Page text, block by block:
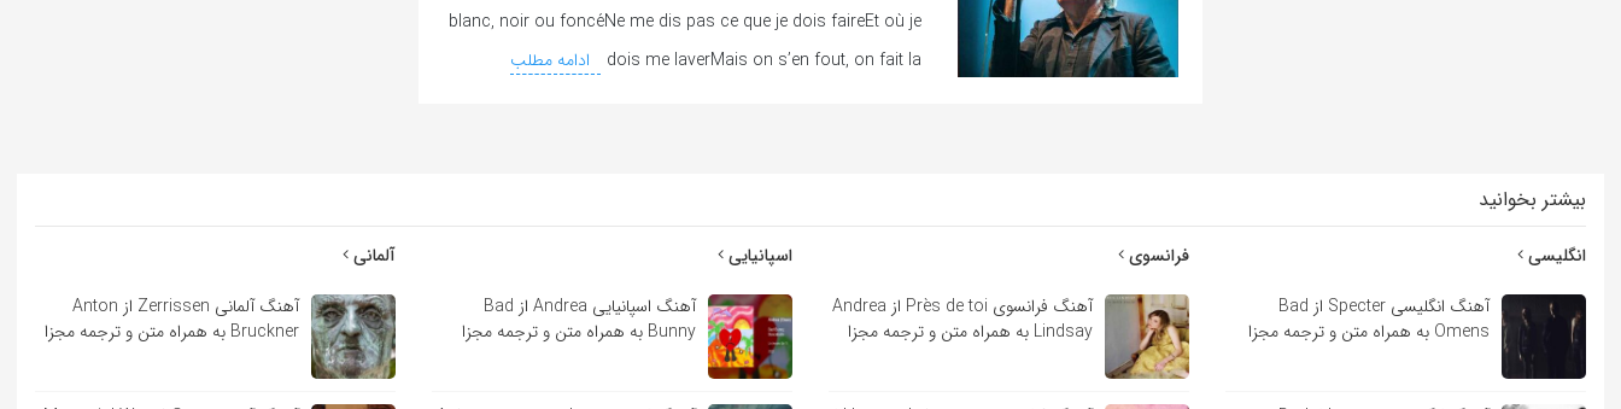
blanc, noir ou foncéNe me dis pas ce que je dois faireEt où je
dois me laverMais on s’en fout, on fait la
ادامه مطلب
بیشتر بخوانید
انگلیسی
آهنگ انگلیسی Specter از Bad
Omens به همراه متن و ترجمه مجزا
فرانسوی
آهنگ فرانسوی Près de toi از Andrea
Lindsay به همراه متن و ترجمه مجزا
اسپانیایی
آهنگ اسپانیایی Andrea از Bad
Bunny به همراه متن و ترجمه مجزا
آلمانی
آهنگ آلمانی Zerrissen از Anton
Bruckner به همراه متن و ترجمه مجزا